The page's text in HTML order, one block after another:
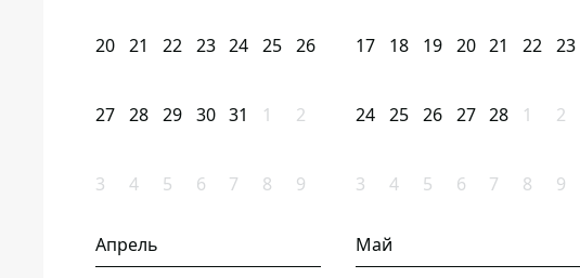
20 21 22 23 24 25 26
27 28 29 30 31 1 2
3 4 5 6 7 8 9
17 18 19 20 21 22 23
24 25 26 27 28 1 2
3 4 5 6 7 8 9
Апрель Май